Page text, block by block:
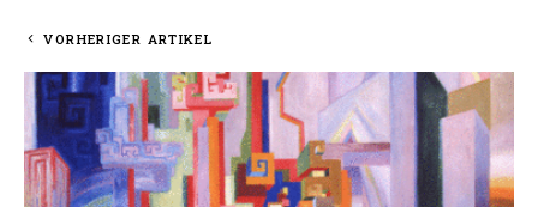
VORHERIGER ARTIKEL